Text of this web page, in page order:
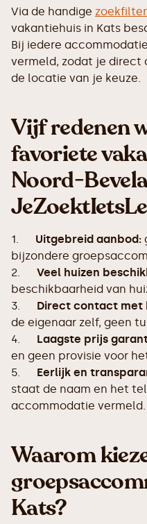
Via de handige
vakantiehuis in Kats
Bij iedere
vermeld, zodat je
de locatie van je keuze.
Vijf redenen
favoriete
Noord-
1. Uitgebreid aanbod:
bijzondere
2. Veel huizen
beschikbaarheid van
3. Direct contact met
de eigenaar zelf, geen
4. Laagste prijs
en geen provisie voor
5. Eerlijk en
staat de naam en het
accommodatie vermeld.
Waarom
Kats?